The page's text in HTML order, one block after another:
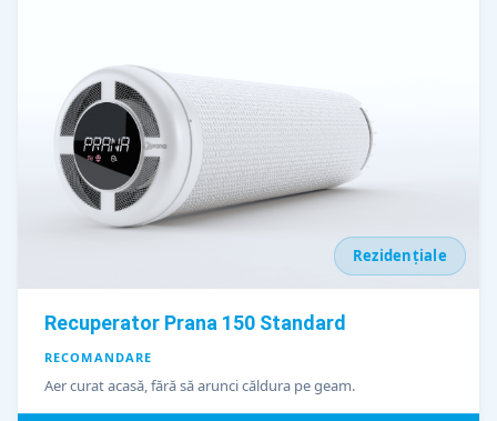
Rezidențiale
Recuperator Prana 150 Standard
RECOMANDARE
Aer curat acasă, fără să arunci căldura pe geam.